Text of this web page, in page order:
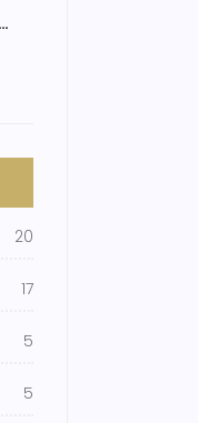
20
17
5
5